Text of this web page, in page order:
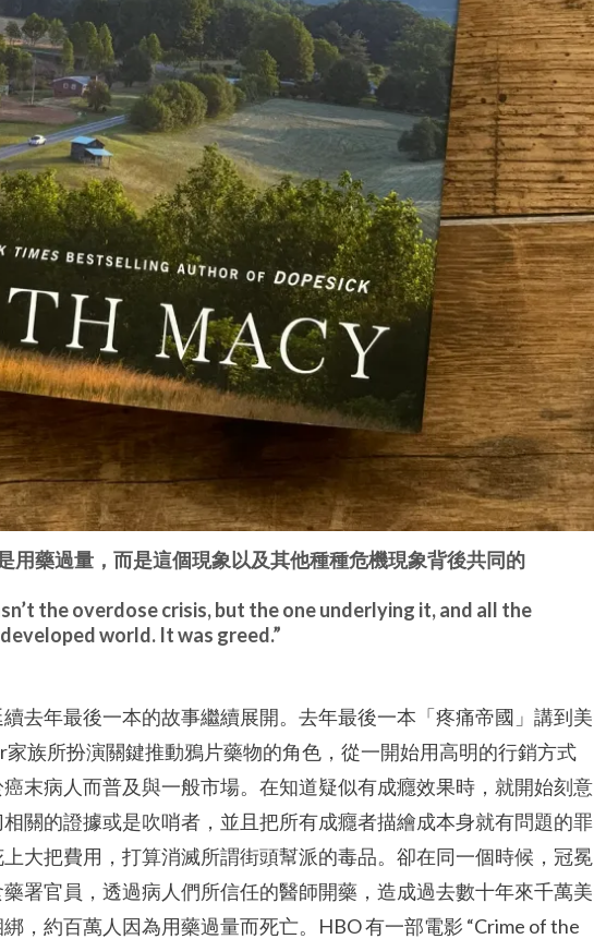
用藥過量，而是這個現象以及其他種種危機現象背後共同的
the overdose crisis, but the one underlying it, and all the
world. It was greed.”
去年最後一本的故事繼續展開。去年最後一本「疼痛帝國」講到美
家族所扮演關鍵推動鴉片藥物的角色，從一開始用高明的行銷方式
末病人而普及與一般市場。在知道疑似有成癮效果時，就開始刻意
關的證據或是吹哨者，並且把所有成癮者描繪成本身就有問題的罪
大把費用，打算消滅所謂街頭幫派的毒品。卻在同一個時候，冠冕
署官員，透過病人們所信任的醫師開藥，造成過去數十年來千萬美
，約百萬人因為用藥過量而死亡。HBO 有一部電影 “Crime of the